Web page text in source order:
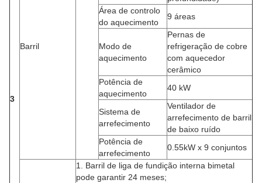
3
Barril
Área de controlo
do aquecimento
9 áreas
Modo de
aquecimento
Pernas de
refrigeração de cobre
com aquecedor
cerâmico
Potência de
aquecimento
40 kW
Sistema de
arrefecimento
Ventilador de
arrefecimento de barril
de baixo ruído
Potência de
arrefecimento
0.55kW x 9 conjuntos
1. Barril de liga de fundição interna bimetal
pode garantir 24 meses;